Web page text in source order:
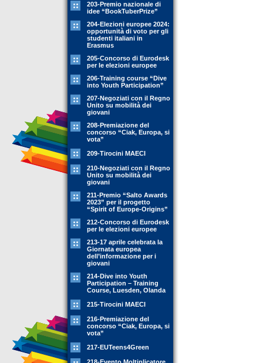
203-Premio nazionale di
idee “BookTuberPrize”
204-Elezioni europee 2024:
opportunità di voto per gli
studenti italiani in
Erasmus
205-Concorso di Eurodesk
per le elezioni europee
206-Training course “Dive
into Youth Participation”
207-Negoziati con il Regno
Unito su mobilità dei
giovani
208-Premiazione del
concorso “Ciak, Europa, si
vota”
209-Tirocini MAECI
210-Negoziati con il Regno
Unito su mobilità dei
giovani
211-Premio “Salto Awards
2023” per il progetto
“Spirit of Europe-Origins”
212-Concorso di Eurodesk
per le elezioni europee
213-17 aprile celebrata la
Giornata europea
dell’informazione per i
giovani
214-Dive into Youth
Participation – Training
Course, Luesden, Olanda
215-Tirocini MAECI
216-Premiazione del
concorso “Ciak, Europa, si
vota”
217-EUTeens4Green